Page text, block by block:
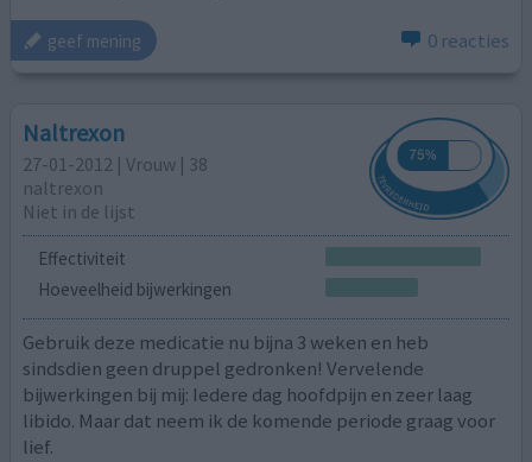
geef mening 0 reacties
Naltrexon
27-01-2012 | Vrouw | 38
naltrexon
Niet in de lijst
Effectiviteit
Hoeveelheid bijwerkingen
Gebruik deze medicatie nu bijna 3 weken en heb
sindsdien geen druppel gedronken! Vervelende
bijwerkingen bij mij: Iedere dag hoofdpijn en zeer laag
libido. Maar dat neem ik de komende periode graag voor
lief.